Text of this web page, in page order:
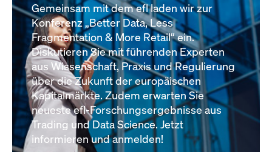
Gemeinsam mit dem efl laden wir zur
Konferenz „Better Data, Less
Fragmentation & More Retail“ ein.
Diskutieren Sie mit führenden Experten
aus Wissenschaft, Praxis und Regulierung
über die Zukunft der europäischen
Kapitalmärkte. Zudem erwarten Sie
neueste efl-Forschungsergebnisse aus
Trading und Data Science. Jetzt
informieren und anmelden!